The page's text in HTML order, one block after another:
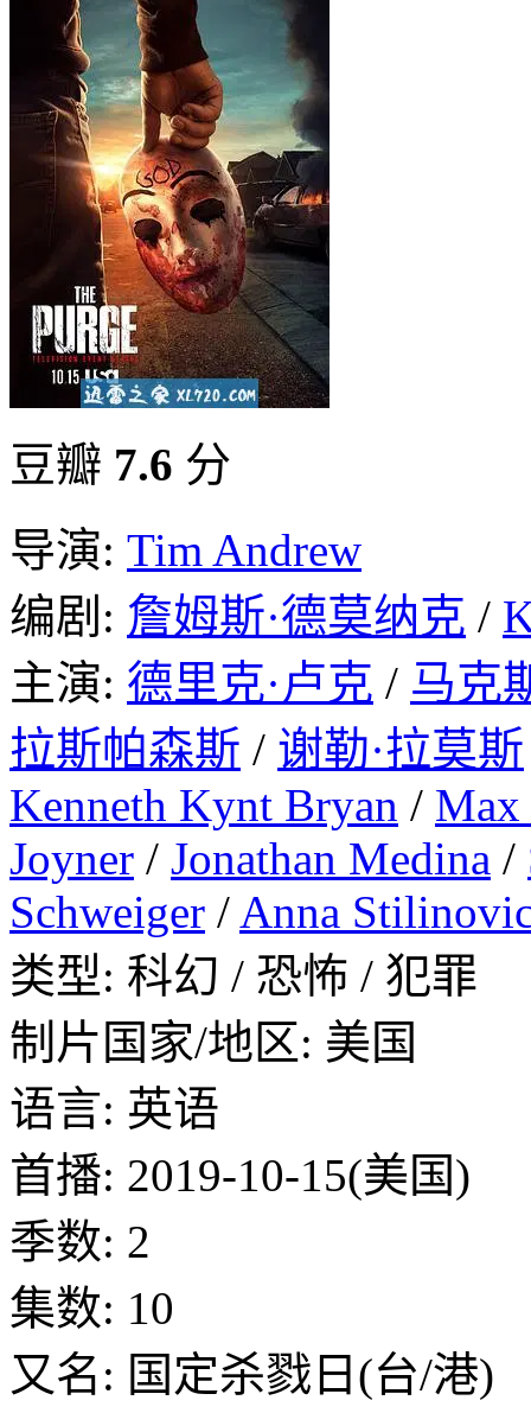
豆瓣 7.6 分
导演: Tim Andrew
编剧: 詹姆斯·德莫纳克 /
主演: 德里克·卢克 / 马克
拉斯帕森斯 / 谢勒·拉莫斯
Kenneth Kynt Bryan / Max
Joyner / Jonathan Medina /
Schweiger / Anna
类型: 科幻 / 恐怖 / 犯罪
制片国家/地区: 美国
语言: 英语
首播: 2019-10-15(美国)
季数: 2
集数: 10
又名: 国定杀戮日(台/港)